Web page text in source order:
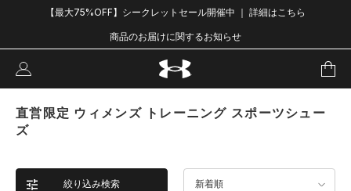
【最大75%OFF】シークレットセール開催中 ｜ 詳細はこちら
商品のお届けに関するお知らせ
直営限定 ウィメンズ トレーニング スポーツシュー
ズ
絞り込み検索 新着順